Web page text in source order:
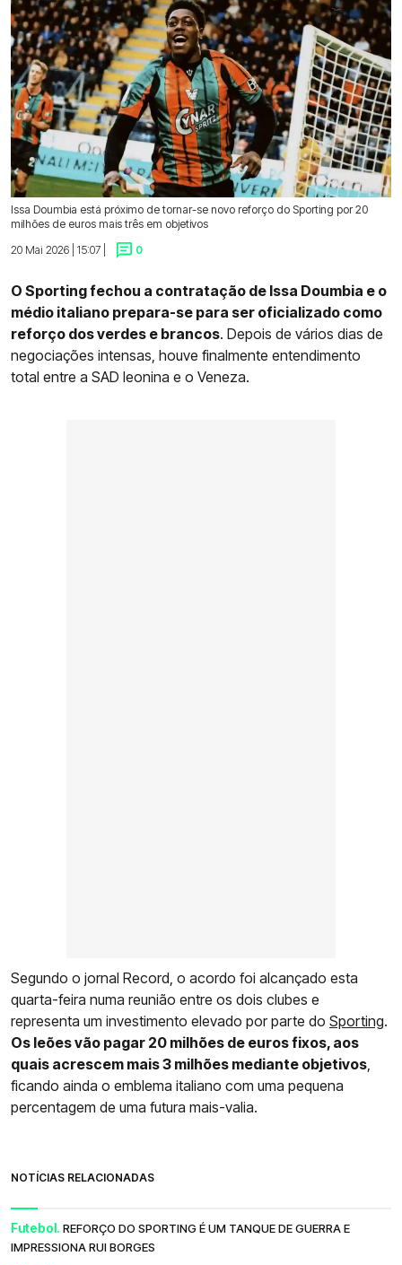
Issa Doumbia está próximo de tornar-se novo reforço do Sporting por 20
milhões de euros mais três em objetivos
20 Mai 2026 | 15:07 |
0
O Sporting fechou a contratação de Issa Doumbia e o
médio italiano prepara-se para ser oficializado como
reforço dos verdes e brancos. Depois de vários dias de
negociações intensas, houve finalmente entendimento
total entre a SAD leonina e o Veneza.
Segundo o jornal Record, o acordo foi alcançado esta
quarta-feira numa reunião entre os dois clubes e
representa um investimento elevado por parte do Sporting.
Os leões vão pagar 20 milhões de euros fixos, aos
quais acrescem mais 3 milhões mediante objetivos,
ficando ainda o emblema italiano com uma pequena
percentagem de uma futura mais-valia.
NOTÍCIAS RELACIONADAS
Futebol. REFORÇO DO SPORTING É UM TANQUE DE GUERRA E
IMPRESSIONA RUI BORGES